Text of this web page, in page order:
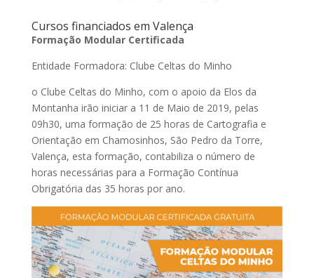
Cursos financiados em Valença
Formação Modular Certificada
Entidade Formadora: Clube Celtas do Minho
o Clube Celtas do Minho, com o apoio da Elos da
Montanha irão iniciar a 11 de Maio de 2019, pelas
09h30, uma formação de 25 horas de Cartografia e
Orientação em Chamosinhos, São Pedro da Torre,
Valença, esta formação, contabiliza o número de
horas necessárias para a Formação Contínua
Obrigatória das 35 horas por ano.